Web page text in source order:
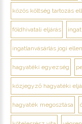
közös költség tartozás
földhivatali eljárás
ingatlanvásárlás jogi
hagyatéki egyezség
közjegyző hagyatéki
hagyaték megosztása